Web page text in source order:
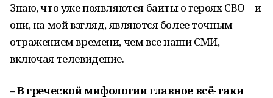
Знаю, что уже появляются баиты о героях СВО – и
они, на мой взгляд, являются более точным
отражением времени, чем все наши СМИ,
включая телевидение.
– В греческой мифологии главное всё-таки